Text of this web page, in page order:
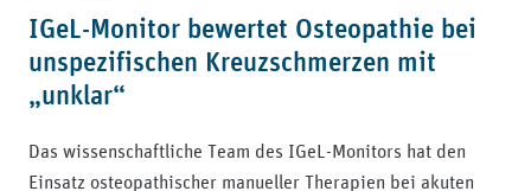
IGeL-Monitor bewertet Osteopathie bei
unspezifischen Kreuzschmerzen mit
„unklar“
Das wissenschaftliche Team des IGeL-Monitors hat den
Einsatz osteopathischer manueller Therapien bei akuten